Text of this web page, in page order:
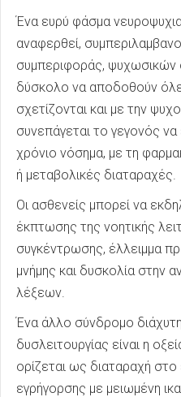
Ένα ευρύ φάσμα
αναφερθεί,
συμπεριφοράς, ψυχωσικών
δύσκολο να αποδοθούν
σχετίζονται και με την
συνεπάγεται το γεγονός
χρόνιο νόσημα, με τη
ή μεταβολικές διαταραχές.
Οι ασθενείς μπορεί να
έκπτωσης της νοητικής
συγκέντρωσης, έλλειμμα
μνήμης και δυσκολία στην
λέξεων.
Ένα άλλο σύνδρομο
δυσλειτουργίας είναι η
ορίζεται ως διαταραχή
εγρήγορσης με μειωμένη